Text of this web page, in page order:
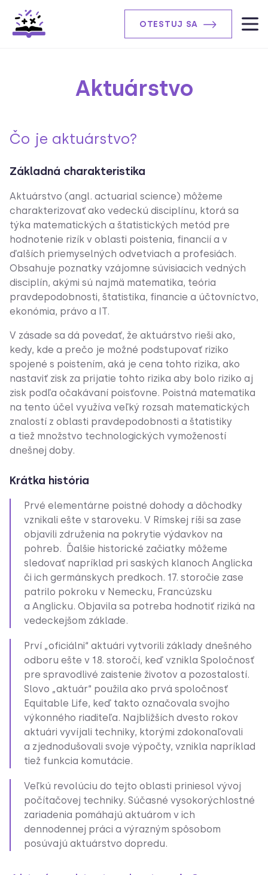
OTESTUJ SA
Aktuárstvo
Čo je aktuárstvo?
Základná charakteristika
Aktuárstvo (angl. actuarial science) môžeme
charakterizovať ako vedeckú disciplínu, ktorá sa
týka matematických a štatistických metód pre
hodnotenie rizík v oblasti poistenia, financií a v
ďalších priemyselných odvetviach a profesiách.
Obsahuje poznatky vzájomne súvisiacich vedných
disciplín, akými sú najmä matematika, teória
pravdepodobnosti, štatistika, financie a účtovníctvo,
ekonómia, právo a IT.
V zásade sa dá povedať, že aktuárstvo rieši ako,
kedy, kde a prečo je možné podstupovať riziko
spojené s poistením, aká je cena tohto rizika, ako
nastaviť zisk za prijatie tohto rizika aby bolo riziko aj
zisk podľa očakávaní poisťovne. Poistná matematika
na tento účel využíva veľký rozsah matematických
znalostí z oblasti pravdepodobnosti a štatistiky
a tiež množstvo technologických vymožeností
dnešnej doby.
Krátka história
Prvé elementárne poistné dohody a dôchodky
vznikali ešte v staroveku. V Rímskej ríši sa zase
objavili združenia na pokrytie výdavkov na
pohreb. Ďalšie historické začiatky môžeme
sledovať napríklad pri saských klanoch Anglicka
či ich germánskych predkoch. 17. storočie zase
patrilo pokroku v Nemecku, Francúzsku
a Anglicku. Objavila sa potreba hodnotiť riziká na
vedeckejšom základe.
Prví „oficiálni“ aktuári vytvorili základy dnešného
odboru ešte v 18. storočí, keď vznikla Spoločnosť
pre spravodlivé zaistenie životov a pozostalostí.
Slovo „aktuár“ použila ako prvá spoločnosť
Equitable Life, keď takto označovala svojho
výkonného riaditeľa. Najbližších dvesto rokov
aktuári vyvíjali techniky, ktorými zdokonaľovali
a zjednodušovali svoje výpočty, vznikla napríklad
tiež funkcia komutácie.
Veľkú revolúciu do tejto oblasti priniesol vývoj
počítačovej techniky. Súčasné vysokorýchlostné
zariadenia pomáhajú aktuárom v ich
dennodennej práci a výrazným spôsobom
posúvajú aktuárstvo dopredu.